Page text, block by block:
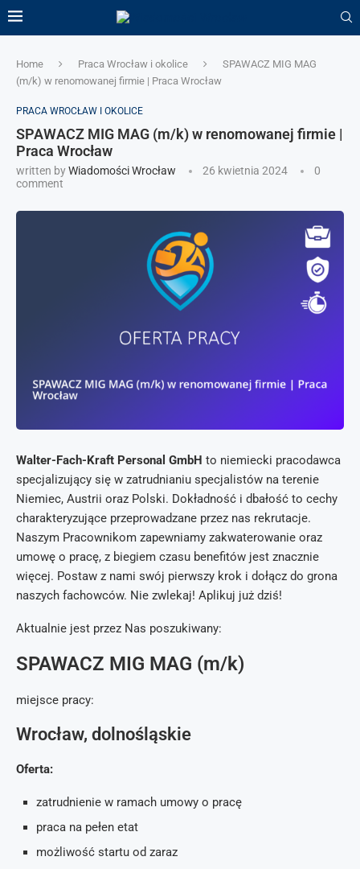
Home Praca Wrocław i okolice
SPAWACZ MIG MAG
(m/k) w renomowanej firmie | Praca Wrocław
PRACA WROCŁAW I OKOLICE
SPAWACZ MIG MAG (m/k) w renomowanej firmie |
Praca Wrocław
written byWiadomości Wrocław 26 kwietnia 2024
0
comment
Walter-Fach-Kraft Personal GmbH to niemiecki pracodawca
specjalizujący się w zatrudnianiu specjalistów na terenie
Niemiec, Austrii oraz Polski. Dokładność i dbałość to cechy
charakteryzujące przeprowadzane przez nas rekrutacje.
Naszym Pracownikom zapewniamy zakwaterowanie oraz
umowę o pracę, z biegiem czasu benefitów jest znacznie
więcej. Postaw z nami swój pierwszy krok i dołącz do grona
naszych fachowców. Nie zwlekaj! Aplikuj już dziś!
Aktualnie jest przez Nas poszukiwany:
SPAWACZ MIG MAG (m/k)
miejsce pracy:
Wrocław, dolnośląskie
Oferta:
zatrudnienie w ramach umowy o pracę
praca na pełen etat
możliwość startu od zaraz